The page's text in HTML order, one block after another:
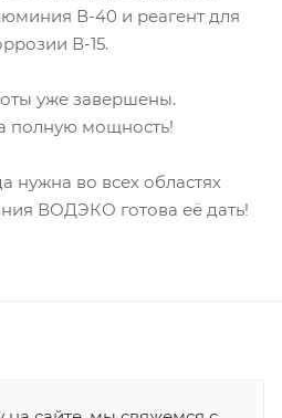
В-40 и реагент для
В-15.
уже завершены.
полную мощность!
нужна во всех областях
ВОДЭКО готова её дать!